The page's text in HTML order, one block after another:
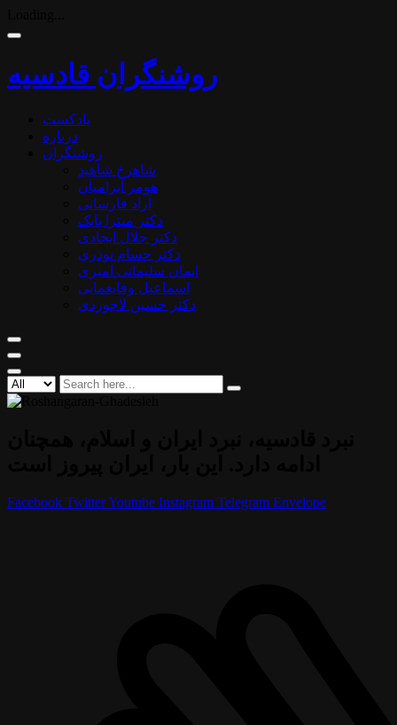
روشنگران قادسیه
پادکست
درباره
روشنگران
شاهرخ شاهید
هومر آبرامیان
آزاد فارسانی
دکتر میترا بابک
دکتر جلال ایجادی
دکتر حسام نوذری
ایمان سلیمانی امیری
اسماعیل وفایغمایی
دکتر حسین لاجوردی
Facebook TwitterYoutube Instagram Telegram Envelope